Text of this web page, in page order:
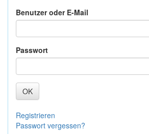
Benutzer oder E-Mail
Passwort
OK
Registrieren
Passwort vergessen?